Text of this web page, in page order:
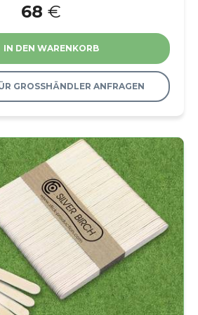
68 €
IN DEN WARENKORB
GROSSHÄNDLER ANFRAGEN